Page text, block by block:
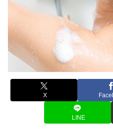
X
LINE